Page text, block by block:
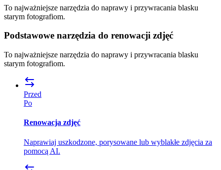
To najważniejsze narzędzia do naprawy i przywracania blasku
starym fotografiom.
Podstawowe narzędzia do renowacji zdjęć
To najważniejsze narzędzia do naprawy i przywracania blasku
starym fotografiom.
Przed
Po
Renowacja zdjęć
Naprawiaj uszkodzone, porysowane lub wyblakłe zdjęcia za
pomocą AI.